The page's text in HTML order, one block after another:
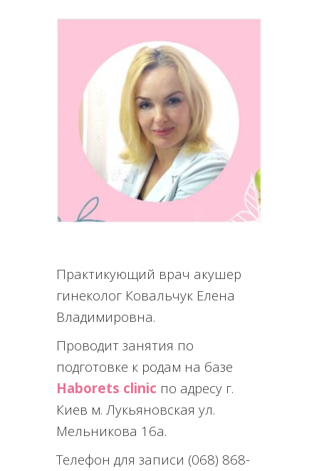
Практикующий врач акушер
гинеколог Ковальчук Елена
Владимировна.
Проводит занятия по
подготовке к родам на базе
Haborets clinic по адресу г.
Киев м. Лукьяновская ул.
Мельникова 16а.
Телефон для записи (068) 868-